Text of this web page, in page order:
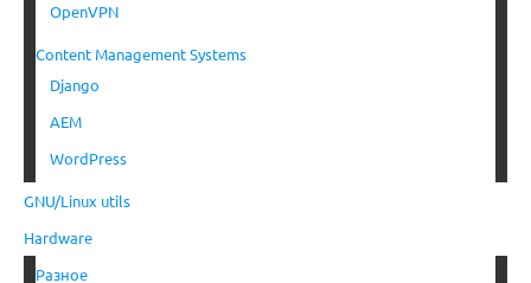
OpenVPN
Content Management Systems
Django
AEM
WordPress
GNU/Linux utils
Hardware
Разное